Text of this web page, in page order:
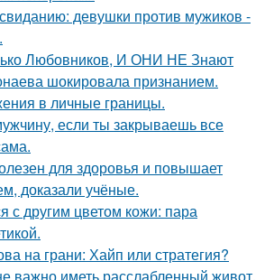
свиданию: девушки против мужиков -
Любовников, И ОНИ НЕ Знают
шокировала признанием.
в личные границы.
если ты закрываешь все
для здоровья и повышает
доказали учёные.
с другим цветом кожи: пара
на грани: Хайп или стратегия?